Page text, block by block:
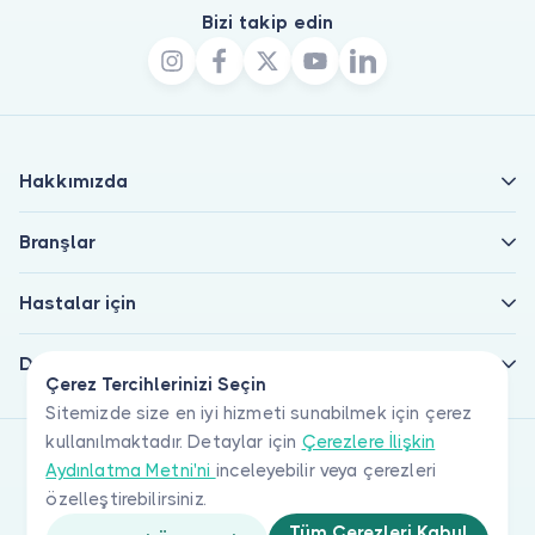
Çerez Tercihlerinizi Seçin
Sitemizde size en iyi hizmeti sunabilmek için çerez
kullanılmaktadır. Detaylar için Çerezlere İlişkin
Aydınlatma Metni'ni inceleyebilir veya çerezleri
özelleştirebilirsiniz.
Bizi takip edin
Hakkımızda
Branşlar
Hastalar için
Doktorlar için